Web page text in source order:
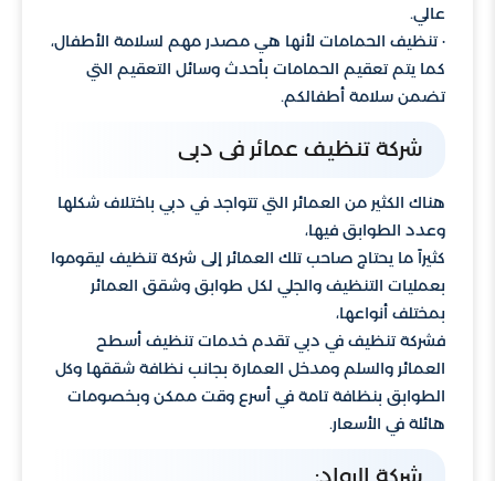
عالي.
· تنظيف الحمامات لأنها هي مصدر مهم لسلامة الأطفال،
كما يتم تعقيم الحمامات بأحدث وسائل التعقيم التي
تضمن سلامة أطفالكم.
شركة تنظيف عمائر فى دبى
هناك الكثير من العمائر التي تتواجد في دبي باختلاف شكلها
وعدد الطوابق فيها،
كثيراً ما يحتاج صاحب تلك العمائر إلى شركة تنظيف ليقوموا
بعمليات التنظيف والجلي لكل طوابق وشقق العمائر
بمختلف أنواعها،
فشركة تنظيف في دبي تقدم خدمات تنظيف أسطح
العمائر والسلم ومدخل العمارة بجانب نظافة شققها وكل
الطوابق بنظافة تامة في أسرع وقت ممكن وبخصومات
هائلة في الأسعار.